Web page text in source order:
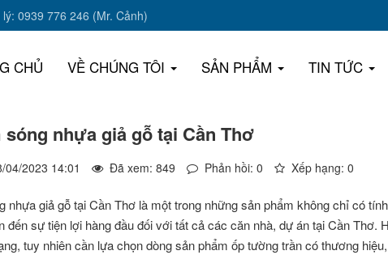
0939 776 246 (Mr. Cảnh)
CHỦ VỀ CHÚNG TÔI SẢN PHẨM TIN TỨC
sóng nhựa giả gỗ tại Cần Thơ
2023 14:01 Đã xem: 849 Phản hồi: 0 Xếp hạng: 0
nhựa giả gỗ tại Cần Thơ là một trong những sản phẩm không chỉ có
đến sự tiện lợi hàng đầu đối với tất cả các căn nhà, dự án tại Cần
tuy nhiên cần lựa chọn dòng sản phẩm ốp tường trần có thương